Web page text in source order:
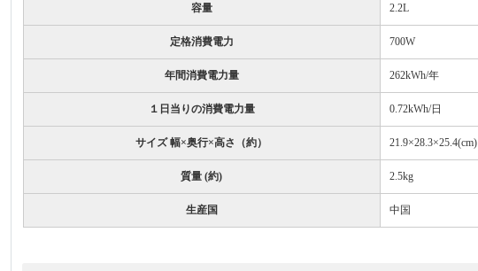
容量 2.2L
定格消費電力 700W
年間消費電力量 262kWh/年
１日当りの消費電力量 0.72kWh/日
サイズ 幅×奥行×高さ（約） 21.9×28.3×25.4(cm)
質量 (約) 2.5kg
生産国 中国